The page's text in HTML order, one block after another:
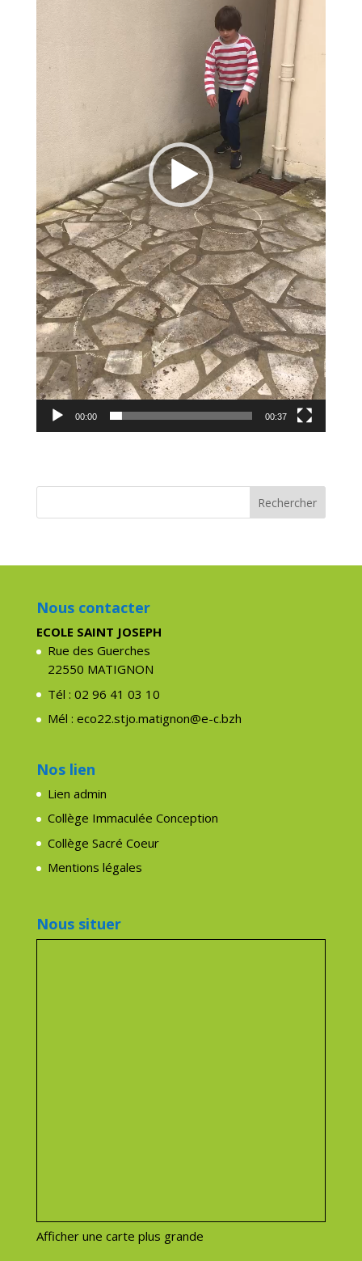
00:00 00:37
Nous contacter
ECOLE SAINT JOSEPH
Rue des Guerches
22550 MATIGNON
Tél : 02 96 41 03 10
Mél : eco22.stjo.matignon@e-c.bzh
Nos lien
Lien admin
Collège Immaculée Conception
Collège Sacré Coeur
Mentions légales
Nous situer
Afficher une carte plus grande